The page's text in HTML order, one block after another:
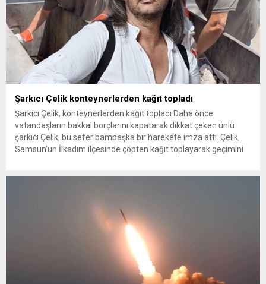
Şarkıcı Çelik konteynerlerden kağıt topladı
Şarkıcı Çelik, konteynerlerden kağıt topladı Daha önce
vatandaşların bakkal borçlarını kapatarak dikkat çeken ünlü
şarkıcı Çelik, bu sefer bambaşka bir harekete imza attı. Çelik,
Samsun’un İlkadım ilçesinde çöpten kağıt toplayarak geçimini